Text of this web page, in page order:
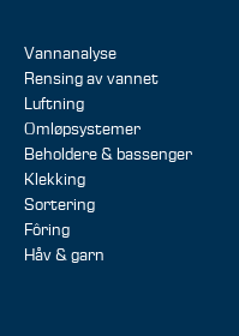
Vannanalyse
Rensing av vannet
Luftning
Omløpsystemer
Beholdere & bassenger
Klekking
Sortering
Fôring
Håv & garn